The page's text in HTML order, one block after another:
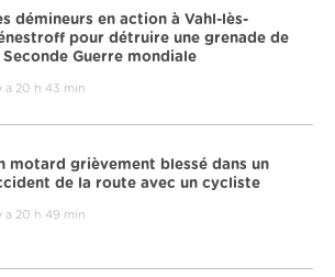
démineurs en action à Vahl-lès-
pour détruire une grenade de
Seconde Guerre mondiale
a 20 h 43 min
motard grièvement blessé dans un
de la route avec un cycliste
a 20 h 49 min